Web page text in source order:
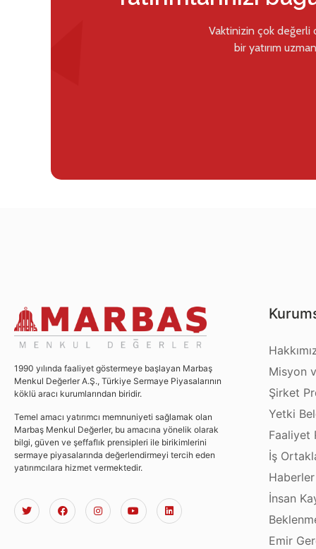
Vaktinizin çok değerli
bir yatırım
1990 yılında faaliyet göstermeye başlayan Marbaş
Menkul Değerler A.Ş., Türkiye Sermaye Piyasalarının
köklü aracı kurumlarından biridir.
Temel amacı yatırımcı memnuniyeti sağlamak olan
Marbaş Menkul Değerler, bu amacına yönelik olarak
bilgi, güven ve şeffaflık prensipleri ile birikimlerini
sermaye piyasalarında değerlendirmeyi tercih eden
yatırımcılara hizmet vermektedir.
Misyon
Şirket
Yetki
Faaliyet
İş
İnsan
Emir